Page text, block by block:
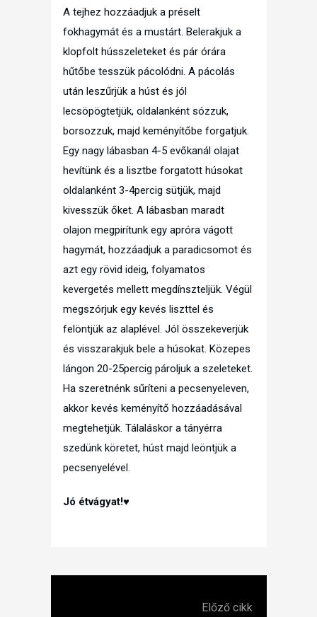
A tejhez hozzáadjuk a préselt
fokhagymát és a mustárt. Belerakjuk a
klopfolt hússzeleteket és pár órára
hűtőbe tesszük pácolódni. A pácolás
után leszűrjük a húst és jól
lecsöpögtetjük, oldalanként sózzuk,
borsozzuk, majd keményítőbe forgatjuk.
Egy nagy lábasban 4-5 evőkanál olajat
hevítünk és a lisztbe forgatott húsokat
oldalanként 3-4percig sütjük, majd
kivesszük őket. A lábasban maradt
olajon megpirítunk egy apróra vágott
hagymát, hozzáadjuk a paradicsomot és
azt egy rövid ideig, folyamatos
kevergetés mellett megdínszteljük. Végül
megszórjuk egy kevés liszttel és
felöntjük az alaplével. Jól összekeverjük
és visszarakjuk bele a húsokat. Közepes
lángon 20-25percig pároljuk a szeleteket.
Ha szeretnénk sűríteni a pecsenyeleven,
akkor kevés keményítő hozzáadásával
megtehetjük. Tálaláskor a tányérra
szedünk köretet, húst majd leöntjük a
pecsenyelével.
Jó étvágyat!♥
Előző cikk